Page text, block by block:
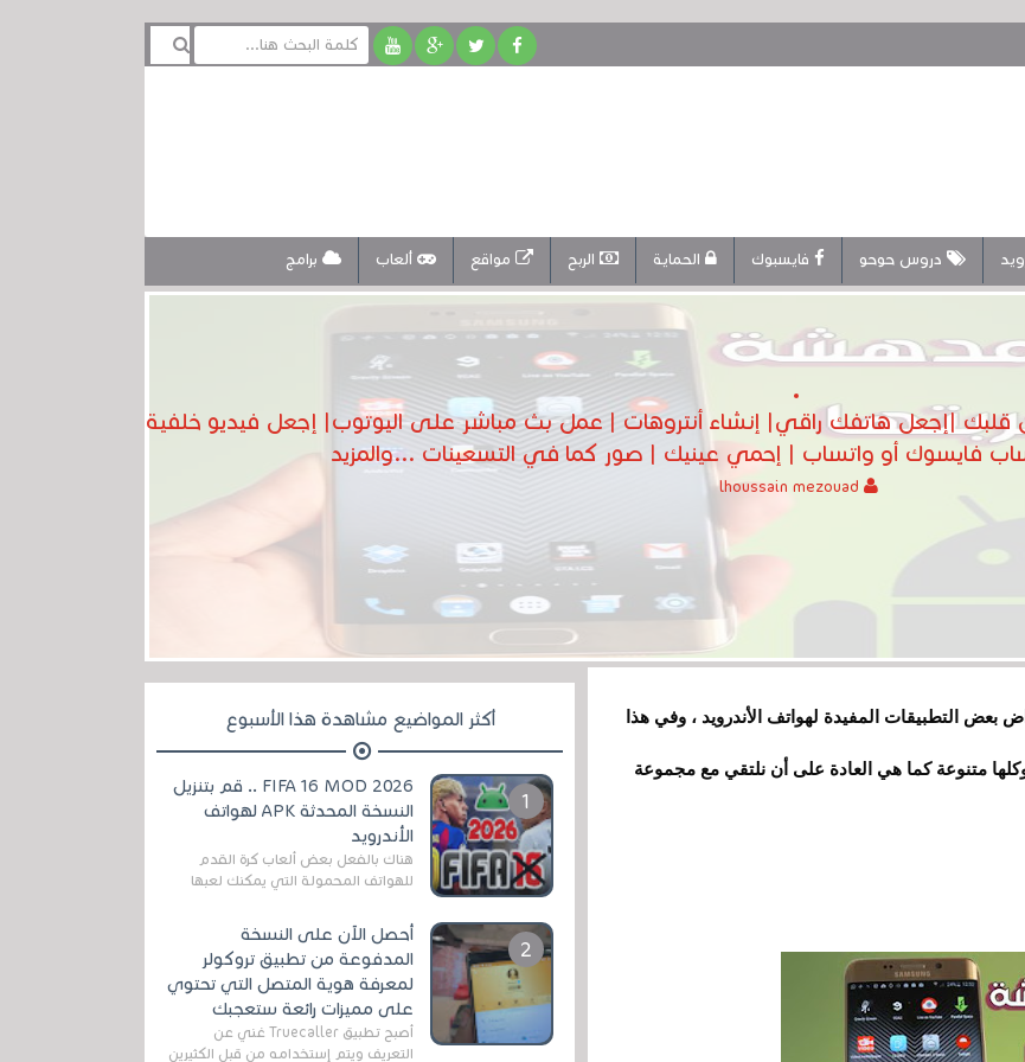
دروس حوحو فايسبوك الحماية الربح مواقع ألعاب برامج
إضحك من قلبك |إجعل هاتفك راقي| إنشاء أنتروهات | عمل بث مباشر على اليوتوب| إجعل فيديو خلفية
فايسوك أو واتساب | إحمي عينيك | صور كما في التسعينات ...والمزيد
التطبيقات المفيدة لهواتف الأندرويد ، وفي هذا
بعضها جديدة ، وكلها متنوعة كما هي العادة على أن نلتقي مع مجموعة
أكثر المواضيع مشاهدة هذا الأسبوع
FIFA 16 MOD 2026 .. قم بتنزيل
النسخة المحدثة APK لهواتف
الأندرويد
هناك بالفعل بعض ألعاب كرة القدم
للهواتف المحمولة التي يمكنك لعبها
مثل EA Sports ...
أحصل الآن على النسخة
المدفوعة من تطبيق تروكولر
لمعرفة هوية المتصل التي تحتوي
على مميزات رائعة ستعجبك
أصبح تطبيق Truecaller غني عن
التعريف ويتم إستخدامه من قبل الكثيرين